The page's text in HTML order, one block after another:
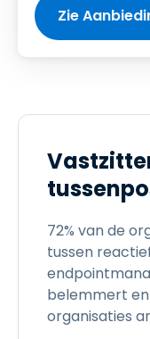
Zie
72% van de
tussen
belemmert
organisaties